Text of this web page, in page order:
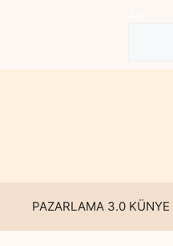
PAZARLAMA 3.0 KÜNYE